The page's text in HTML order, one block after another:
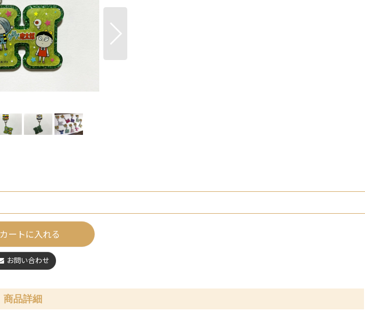
カートに入れる
お問い合わせ
商品詳細